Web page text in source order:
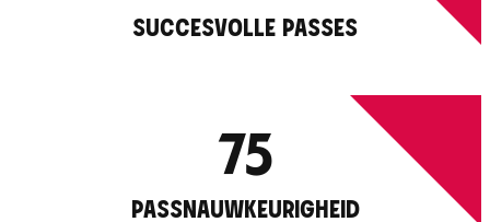
SUCCESVOLLE PASSES
75
PASSNAUWKEURIGHEID